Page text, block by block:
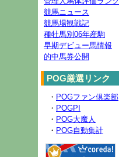
競馬ニュース
競馬場観戦記
種牡馬別06年産駒
早期デビュー馬情報
的中馬券公開
POG厳選リンク
・ POGファン倶楽部
・ POGPI
・ POG大魔人
・ POG自動集計